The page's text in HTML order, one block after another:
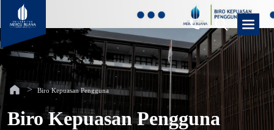
Biro Kepuasan Pengguna
Biro Kepuasan Pengguna